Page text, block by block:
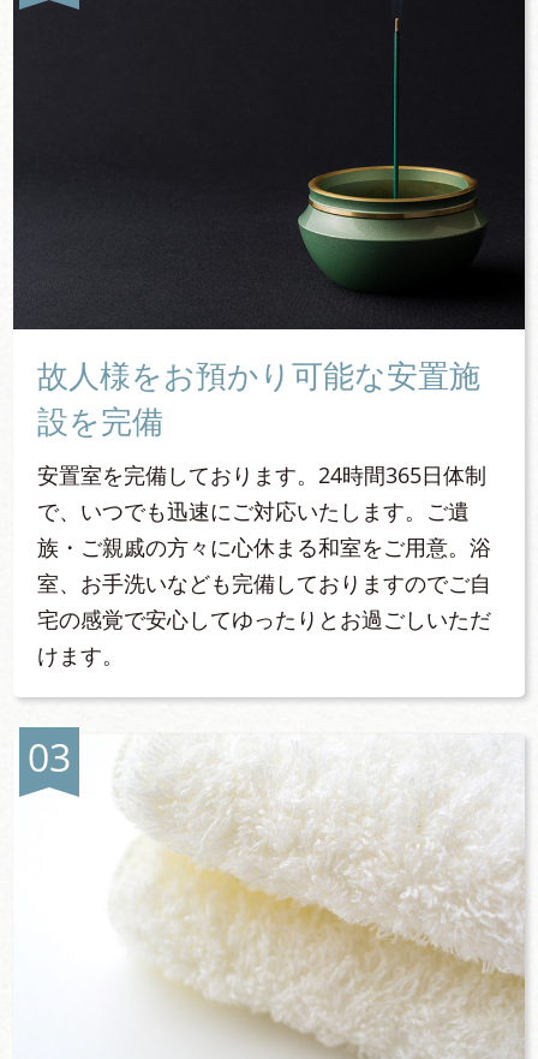
故人様をお預かり可能な安置施
設を完備
安置室を完備しております。24時間365日体制
で、いつでも迅速にご対応いたします。ご遺
族・ご親戚の方々に心休まる和室をご用意。浴
室、お手洗いなども完備しておりますのでご自
宅の感覚で安心してゆったりとお過ごしいただ
けます。